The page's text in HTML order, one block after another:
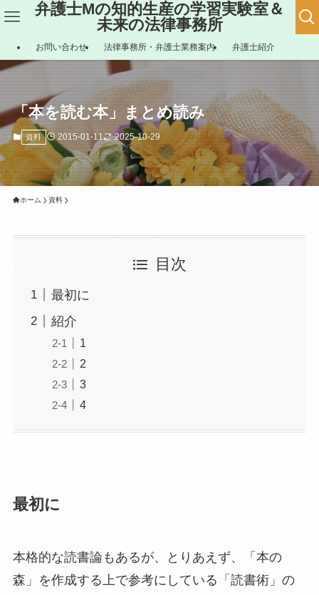
弁護士Mの知的生産の学習実験室＆
未来の法律事務所
お問い合わせ 法律事務所・弁護士業務案内 弁護士紹介
「本を読む本」まとめ読み
資料 2015-01-11 2025-10-29
ホーム 資料
目次
最初に
紹介
1
2
3
4
最初に
本格的な読書論もあるが、とりあえず、「本の
森」を作成する上で参考にしている「読書術」の